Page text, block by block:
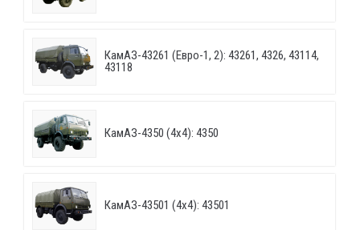
КамАЗ-43261 (Евро-1, 2): 43261, 4326, 43114,
43118
КамАЗ-4350 (4х4): 4350
КамАЗ-43501 (4х4): 43501